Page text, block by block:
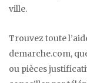
ville.
Trouvez toute
demarche.com,
ou pièces